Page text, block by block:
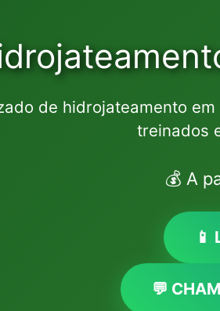
de hidrojateamento em
treinados
💰 A
📱
💬